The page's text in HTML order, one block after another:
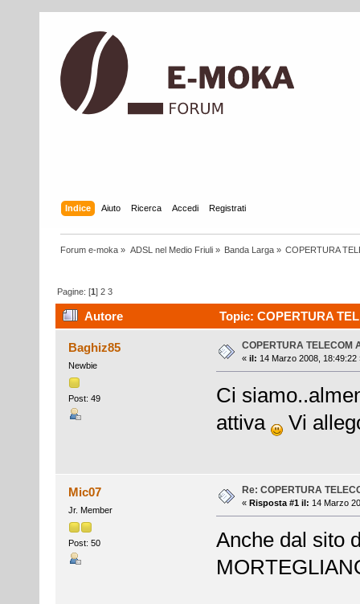
Indice Aiuto Ricerca Accedi Registrati
Forum e-moka » ADSL nel Medio Friuli» Banda Larga» COPERTURA
Pagine: [1]2 3
Autore Topic: COPERTURA
Baghiz85
Newbie
Post: 49
COPERTURA TELECOM
« il: 14 Marzo 2008, 18:49:22
Ci
attiva
Vi
Mic07
Jr. Member
Post: 50
Re: COPERTURA
« Risposta #1 il: 14 Marzo
Anche dal sito